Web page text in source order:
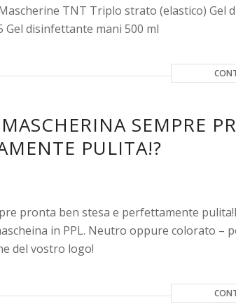
TNT Triplo strato (elastico) Gel
Gel disinfettante mani 500 ml
SEMPRE
PULITA!?
pronta ben stesa e perfettamente
in PPL. Neutro oppure colorato –
del vostro logo!